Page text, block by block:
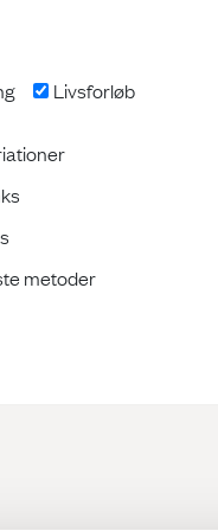
Livsforløb
metoder